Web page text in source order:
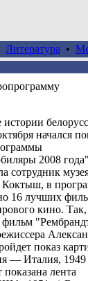
Литература •
начался
2008
сотрудник
Коктыш, в
16 лучших
кино. Так,
фильм
показ
— Италия, 1949
показана лента